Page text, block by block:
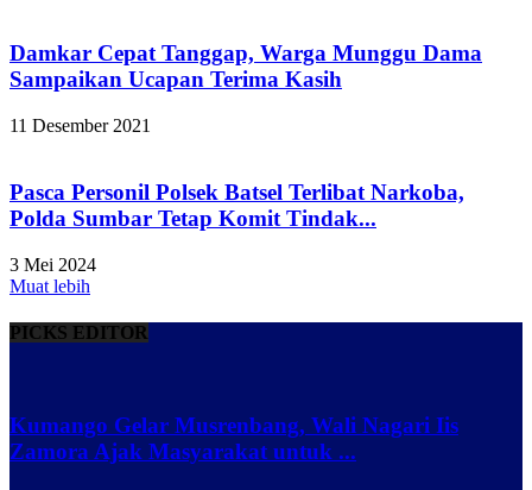
Damkar Cepat Tanggap, Warga Munggu Dama
Sampaikan Ucapan Terima Kasih
11 Desember 2021
Pasca Personil Polsek Batsel Terlibat Narkoba,
Polda Sumbar Tetap Komit Tindak...
3 Mei 2024
Muat lebih
PICKS EDITOR
Kumango Gelar Musrenbang, Wali Nagari Iis
Zamora Ajak Masyarakat untuk ...